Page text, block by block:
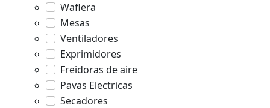
Waflera
Mesas
Ventiladores
Exprimidores
Freidoras de aire
Pavas Electricas
Secadores